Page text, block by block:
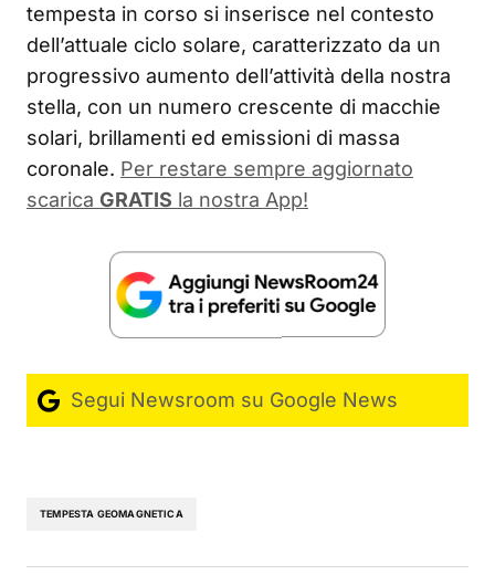
tempesta in corso si inserisce nel contesto
dell’attuale ciclo solare, caratterizzato da un
progressivo aumento dell’attività della nostra
stella, con un numero crescente di macchie
solari, brillamenti ed emissioni di massa
coronale. Per restare sempre aggiornato
scarica GRATIS la nostra App!
Segui Newsroom su Google News
TEMPESTA GEOMAGNETICA